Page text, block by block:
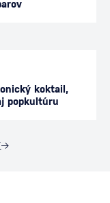
koktail,
popkultúru